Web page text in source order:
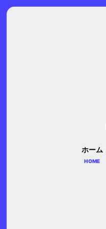
ホーム
HOME